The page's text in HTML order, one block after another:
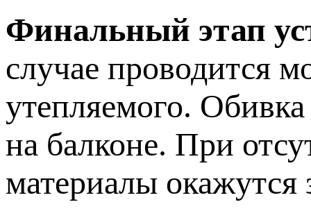
Финальный этап
случае проводится
утепляемого.
на балконе. При
материалы окажутся